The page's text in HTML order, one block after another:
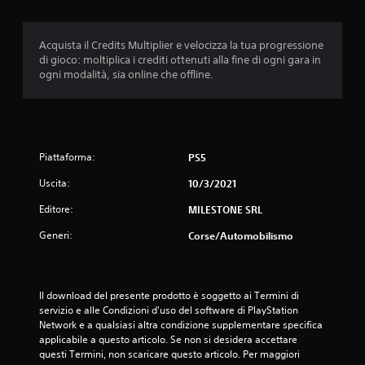
d
i
d
l
l
e
Acquista il Credits Multiplier e velocizza la tua progressione
di gioco: moltiplica i crediti ottenuti alla fine di ogni gara in
ogni modalità, sia online che offline.
Piattaforma: PS5
Uscita: 10/3/2021
Editore: MILESTONE SRL
Generi: Corse/Automobilismo
Il download del presente prodotto è soggetto ai Termini di
servizio e alle Condizioni d'uso del software di PlayStation
Network e a qualsiasi altra condizione supplementare specifica
applicabile a questo articolo. Se non si desidera accettare
questi Termini, non scaricare questo articolo. Per maggiori